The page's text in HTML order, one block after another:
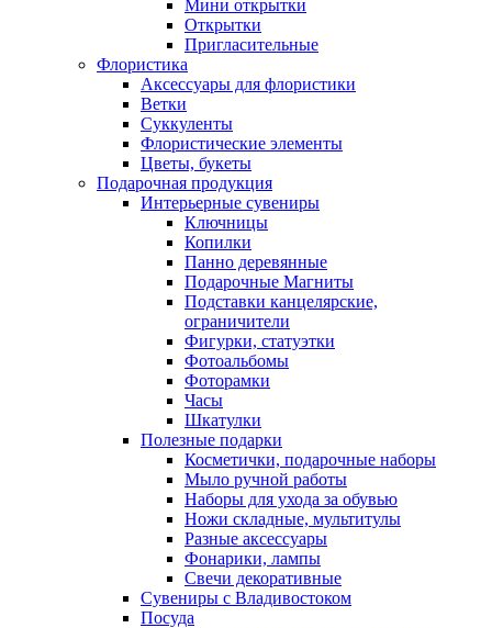
Мини открытки
Открытки
Пригласительные
Флористика
Аксессуары для флористики
Ветки
Суккуленты
Флористические элементы
Цветы, букеты
Подарочная продукция
Интерьерные сувениры
Ключницы
Копилки
Панно деревянные
Подарочные Магниты
Подставки канцелярские,
ограничители
Фигурки, статуэтки
Фотоальбомы
Фоторамки
Часы
Шкатулки
Полезные подарки
Косметички, подарочные наборы
Мыло ручной работы
Наборы для ухода за обувью
Ножи складные, мультитулы
Разные аксессуары
Фонарики, лампы
Свечи декоративные
Сувениры с Владивостоком
Посуда